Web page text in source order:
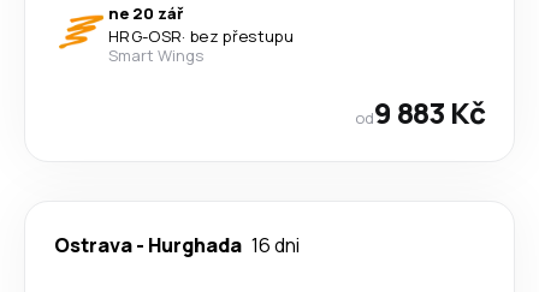
ne 20 zář
HRG-OSR· bez přestupu
Smart Wings
od9 883 Kč
Ostrava- Hurghada 16 dni